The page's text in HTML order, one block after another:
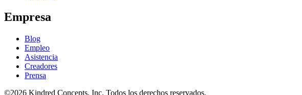
Empresa
Blog
Empleo
Asistencia
Creadores
Prensa
©2026 Kindred Concepts, Inc. Todos los derechos reservados.